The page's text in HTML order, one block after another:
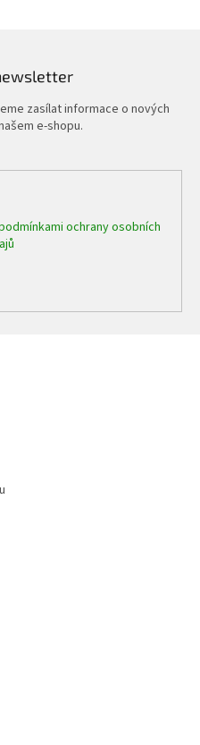
zasílat informace o nových
e-shopu.
ochrany osobních